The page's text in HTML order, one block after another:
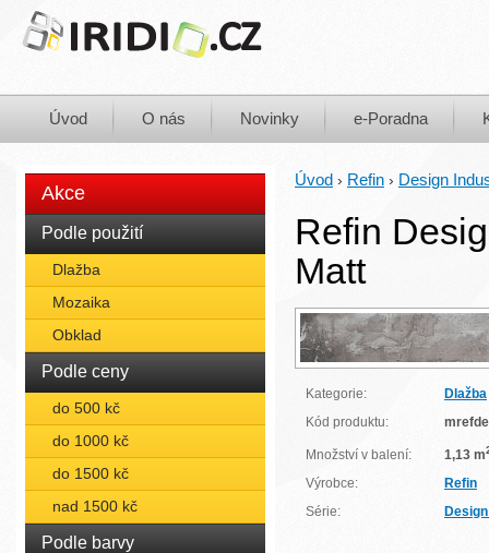
Úvod O nás Novinky e-Poradna
Akce
Podle použití
Dlažba
Mozaika
Obklad
Podle ceny
do 500 kč
do 1000 kč
do 1500 kč
nad 1500 kč
Podle barvy
Úvod › Refin › Design
Refin
Matt
Kategorie:
Dlažba
Kód produktu:
Množství v balení: 1,13 m
Výrobce:
Refin
Série: